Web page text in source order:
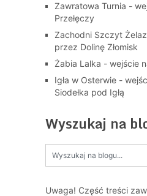
Zawratowa Turnia -
Przełęczy
Zachodni Szczyt
przez Dolinę Złomisk
Żabia Lalka - wejście
Igła w Osterwie -
Siodełka pod Igłą
Wyszukaj na
Uwaga! Część treści